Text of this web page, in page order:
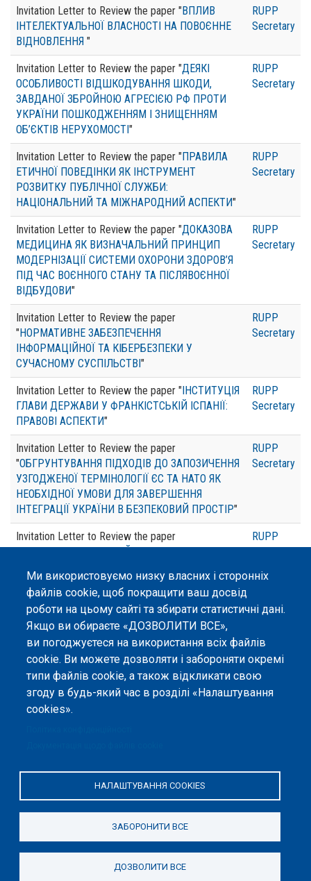
Invitation Letter to Review the paper "ВПЛИВ
ІНТЕЛЕКТУАЛЬНОЇ ВЛАСНОСТІ НА ПОВОЄННЕ
ВІДНОВЛЕННЯ "
RUPP
Secretary
Invitation Letter to Review the paper "ДЕЯКІ
ОСОБЛИВОСТІ ВІДШКОДУВАННЯ ШКОДИ,
ЗАВДАНОЇ ЗБРОЙНОЮ АГРЕСІЄЮ РФ ПРОТИ
УКРАЇНИ ПОШКОДЖЕННЯМ І ЗНИЩЕННЯМ
ОБ’ЄКТІВ НЕРУХОМОСТІ"
RUPP
Secretary
Invitation Letter to Review the paper "ПРАВИЛА
ЕТИЧНОЇ ПОВЕДІНКИ ЯК ІНСТРУМЕНТ
РОЗВИТКУ ПУБЛІЧНОЇ СЛУЖБИ:
НАЦІОНАЛЬНИЙ ТА МІЖНАРОДНИЙ АСПЕКТИ"
RUPP
Secretary
Invitation Letter to Review the paper "ДОКАЗОВА
МЕДИЦИНА ЯК ВИЗНАЧАЛЬНИЙ ПРИНЦИП
МОДЕРНІЗАЦІЇ СИСТЕМИ ОХОРОНИ ЗДОРОВ’Я
ПІД ЧАС ВОЄННОГО СТАНУ ТА ПІСЛЯВОЄННОЇ
ВІДБУДОВИ"
RUPP
Secretary
Invitation Letter to Review the paper
"НОРМАТИВНЕ ЗАБЕЗПЕЧЕННЯ
ІНФОРМАЦІЙНОЇ ТА КІБЕРБЕЗПЕКИ У
СУЧАСНОМУ СУСПІЛЬСТВІ"
RUPP
Secretary
Invitation Letter to Review the paper "ІНСТИТУЦІЯ
ГЛАВИ ДЕРЖАВИ У ФРАНКІСТСЬКІЙ ІСПАНІЇ:
ПРАВОВІ АСПЕКТИ"
RUPP
Secretary
Invitation Letter to Review the paper
"ОБГРУНТУВАННЯ ПІДХОДІВ ДО ЗАПОЗИЧЕННЯ
УЗГОДЖЕНОЇ ТЕРМІНОЛОГІЇ ЄС ТА НАТО ЯК
НЕОБХІДНОЇ УМОВИ ДЛЯ ЗАВЕРШЕННЯ
ІНТЕГРАЦІЇ УКРАЇНИ В БЕЗПЕКОВИЙ ПРОСТІР"
RUPP
Secretary
Invitation Letter to Review the paper
"КОМПЕНСАЦІЯ ЗА ЗРУЙНОВАНЕ, ЗНИЩЕНЕ
RUPP
Secretary
Ми використовуємо низку власних і сторонніх
файлів cookie, щоб покращити ваш досвід
роботи на цьому сайті та збирати статистичні дані.
Якщо ви обираєте «ДОЗВОЛИТИ ВСЕ»,
ви погоджуєтеся на використання всіх файлів
cookie. Ви можете дозволяти і забороняти окремі
типи файлів cookie, а також відкликати свою
згоду в будь-який час в розділі «Налаштування
cookies».
НАЛАШТУВАННЯ COOKIES
ЗАБОРОНИТИ ВСЕ
ДОЗВОЛИТИ ВСЕ
Peers International , платформа відкритого
рецензування, 2023-2026. |Налаштування файлів
cookie.
Вміст сайту опубліковано на умовах ліцензії «
була розроблена та підтримується
за сприяння Програми Європейського Союзу Erasmus+ у межах проєкту
OPTIMA (618940-EPP-1-2020-1-UA-EPPKA2-CBHE-JP). Підтримка
Єврокомісією створення цього вебсайту не означає схвалення його
несе відповідальності за будь-яке використання інформації, розміщеної